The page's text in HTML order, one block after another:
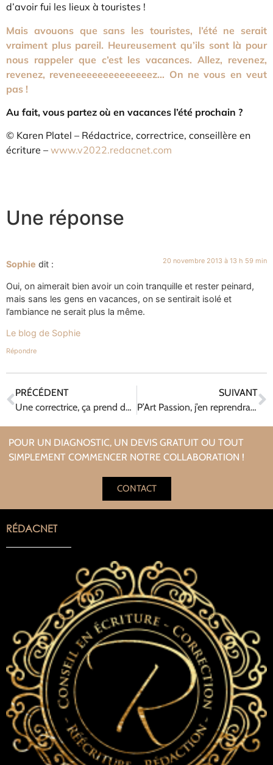
d’avoir fui les lieux à touristes !
Mais avouons que sans les touristes, l’été ne serait
vraiment plus pareil. Heureusement qu’ils sont là pour
nous rappeler que c’est les vacances. Allez, revenez,
revenez, reveneeeeeeeeeeeeeez… On ne vous en veut
pas !
Au fait, vous partez où en vacances l’été prochain ?
© Karen Platel – Rédactrice, correctrice, conseillère en
écriture – www.v2022.redacnet.com
Une réponse
Sophie dit : 20 novembre 2013 à 13 h 59 min
Oui, on aimerait bien avoir un coin tranquille et rester peinard,
mais sans les gens en vacances, on se sentirait isolé et
l’ambiance ne serait plus la même.
Le blog de Sophie
Répondre
PRÉCÉDENT
Une correctrice, ça prend de la bouteille avec le temps !
SUIVANT
P’Art Passion, j’en reprendrais bien une part !
POUR UN DIAGNOSTIC, UN DEVIS GRATUIT OU TOUT
SIMPLEMENT COMMENCER NOTRE COLLABORATION !
CONTACT
RÉDACNET